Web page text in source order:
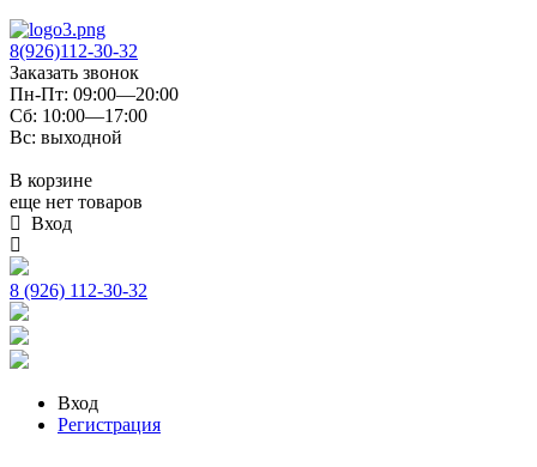
8(926)112-30-32
Заказать звонок
Пн-Пт: 09:00—20:00
Сб: 10:00—17:00
Вс: выходной
В корзине
еще нет товаров
Вход
8 (926) 112-30-32
Вход
Регистрация